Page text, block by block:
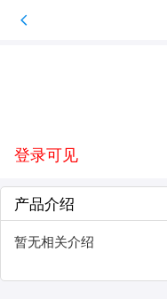
登录可见
产品介绍
暂无相关介绍